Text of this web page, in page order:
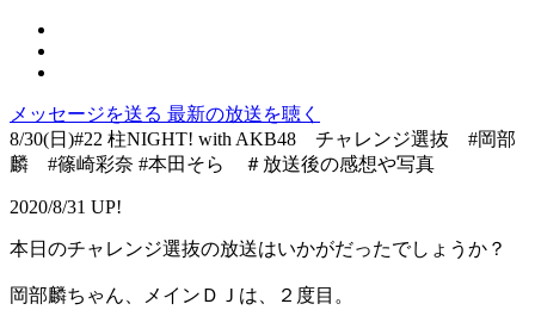
メッセージを送る 最新の放送を聴く
8/30(日)#22 柱NIGHT! with AKB48 チャレンジ選抜 #岡部
麟 #篠崎彩奈 #本田そら ＃放送後の感想や写真
2020/8/31 UP!
本日のチャレンジ選抜の放送はいかがだったでしょうか？
岡部麟ちゃん、メインＤＪは、２度目。